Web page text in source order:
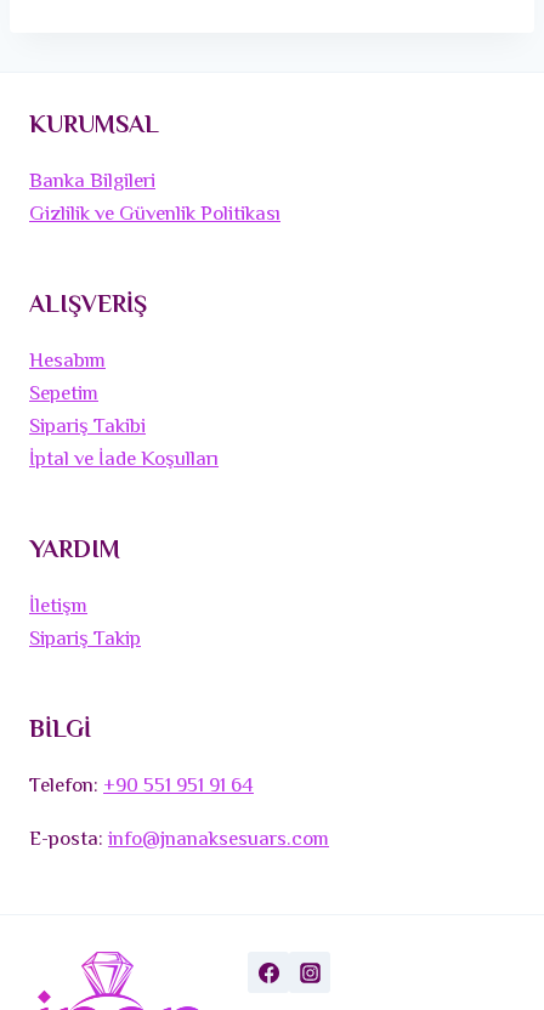
KURUMSAL
Banka Bilgileri
Gizlilik ve Güvenlik Politikası
ALIŞVERİŞ
Hesabım
Sepetim
Sipariş Takibi
İptal ve İade Koşulları
YARDIM
İletişm
Sipariş Takip
BİLGİ
Telefon:+90 551 951 91 64
E-posta:info@jnanaksesuars.com